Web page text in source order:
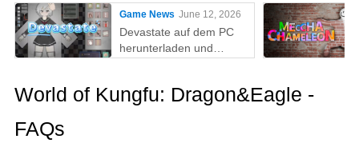
Game News June 12, 2026
Devastate auf dem PC
herunterladen und
Play
World of Kungfu: Dragon&Eagle -
FAQs